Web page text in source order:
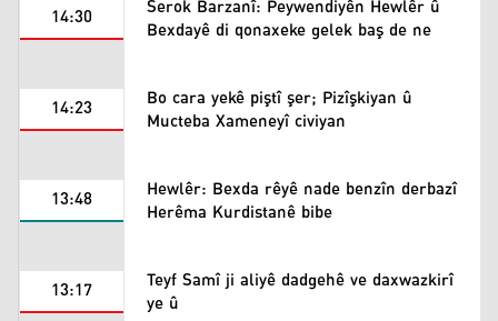
14:30 Serok Barzanî: Peywendiyên Hewlêr û
Bexdayê di qonaxeke gelek baş de ne
14:23 Bo cara yekê piştî şer; Pizîşkiyan û
Mucteba Xameneyî civiyan
13:48 Hewlêr: Bexda rêyê nade benzîn derbazî
Herêma Kurdistanê bibe
13:17 Teyf Samî ji aliyê dadgehê ve daxwazkirî
ye û